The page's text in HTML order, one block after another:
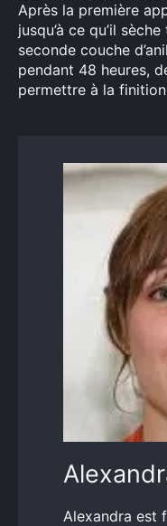
Après la première
jusqu’à ce qu’il
seconde couche
pendant 48 heures,
permettre à la
Alexandra est